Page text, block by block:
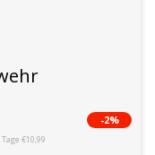
-2%
€10,99